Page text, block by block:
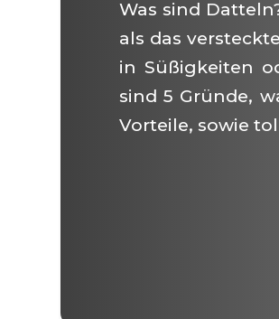
Was sind
als das
in Süßigkeiten
sind 5 Gründe,
Vorteile, sowie